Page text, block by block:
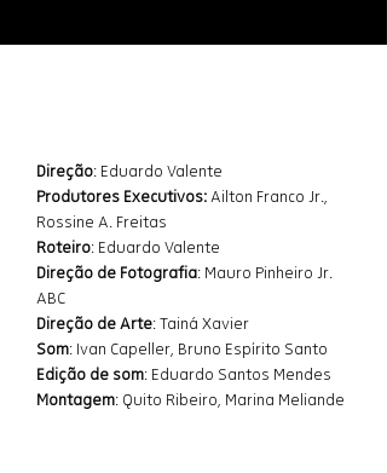
Direção: Eduardo Valente
Produtores Executivos: Ailton Franco Jr.,
Rossine A. Freitas
Roteiro: Eduardo Valente
Direção de Fotografia: Mauro Pinheiro Jr.
ABC
Direção de Arte: Tainá Xavier
Som: Ivan Capeller, Bruno Espírito Santo
Edição de som: Eduardo Santos Mendes
Montagem: Quito Ribeiro, Marina Meliande